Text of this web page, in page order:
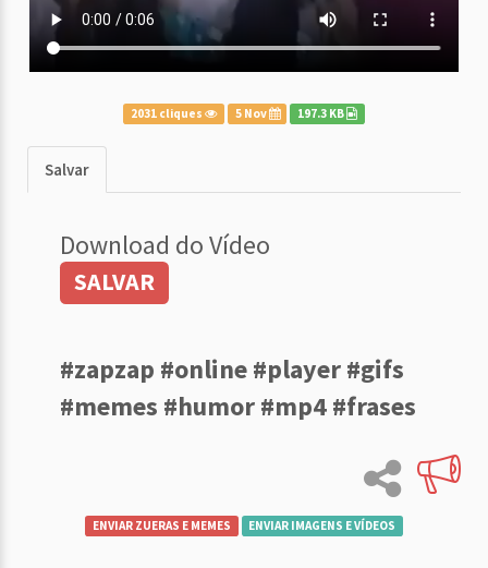
2031 cliques 5 Nov 197.3 KB
Salvar
Download do Vídeo
SALVAR
#zapzap #online #player #gifs
#memes #humor #mp4 #frases
ENVIAR ZUERAS E MEMES ENVIAR IMAGENS E VÍDEOS